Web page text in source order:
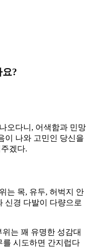
?
오다니, 어색함과 민망
이 나와 고민인 당신을
겠다.
는 목, 유두, 허벅지 안
신경 다발이 다량으로
는 꽤 유명한 성감대
를 시도하면 간지럽다